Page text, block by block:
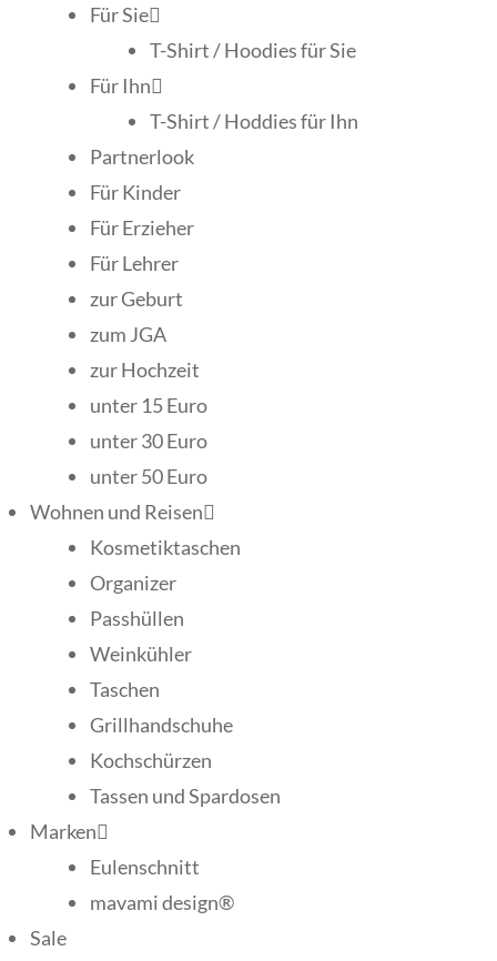
Für Sie
T-Shirt / Hoodies für Sie
Für Ihn
T-Shirt / Hoddies für Ihn
Partnerlook
Für Kinder
Für Erzieher
Für Lehrer
zur Geburt
zum JGA
zur Hochzeit
unter 15 Euro
unter 30 Euro
unter 50 Euro
Wohnen und Reisen
Kosmetiktaschen
Organizer
Passhüllen
Weinkühler
Taschen
Grillhandschuhe
Kochschürzen
Tassen und Spardosen
Marken
Eulenschnitt
mavami design®
Sale